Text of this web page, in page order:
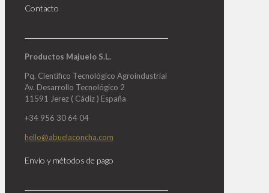
Contacto
Productos Majuelo S.L.
Pq. Científico Tecnológico Agroindustrial
Av. Desarrollo Tecnológico 2
11591 Jerez ( Cádiz ) España
+34 956 30 64 04
hello@abuelaconcha.com
Envío y métodos de pago